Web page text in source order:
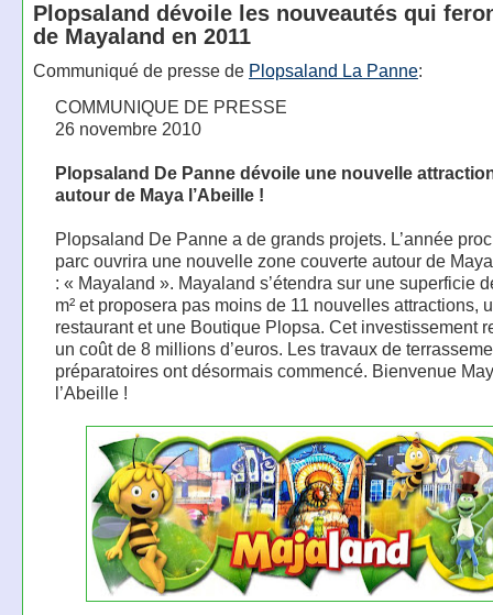
Plopsaland dévoile les nouveautés qui
de Mayaland en 2011
Communiqué de presse de Plopsaland La Panne:
COMMUNIQUE DE PRESSE
26 novembre 2010
Plopsaland De Panne dévoile une nouvelle
autour de Maya l’Abeille !
Plopsaland De Panne a de grands projets. L’année
parc ouvrira une nouvelle zone couverte autour de
: « Mayaland ». Mayaland s’étendra sur une superficie
m² et proposera pas moins de 11 nouvelles attractions,
restaurant et une Boutique Plopsa. Cet investissement
un coût de 8 millions d’euros. Les travaux de
préparatoires ont désormais commencé. Bienvenue
l’Abeille !